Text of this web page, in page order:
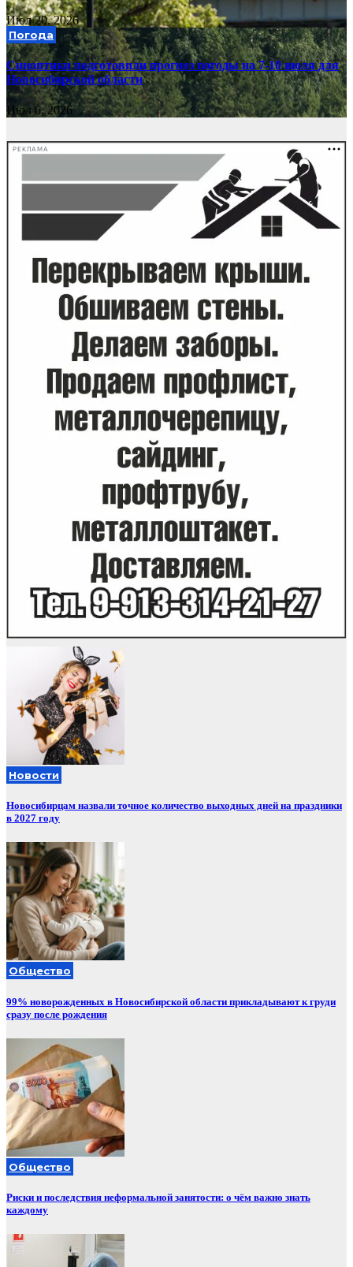
Июл 20, 2026
Погода
Синоптики подготовили прогноз погоды на 7-10 июля для
Новосибирской области
Июл 6, 2026
РЕКЛАМА
Новости
Новосибирцам назвали точное количество выходных дней на праздники
в 2027 году
Общество
99% новорожденных в Новосибирской области прикладывают к груди
сразу после рождения
Общество
Риски и последствия неформальной занятости: о чём важно знать
каждому